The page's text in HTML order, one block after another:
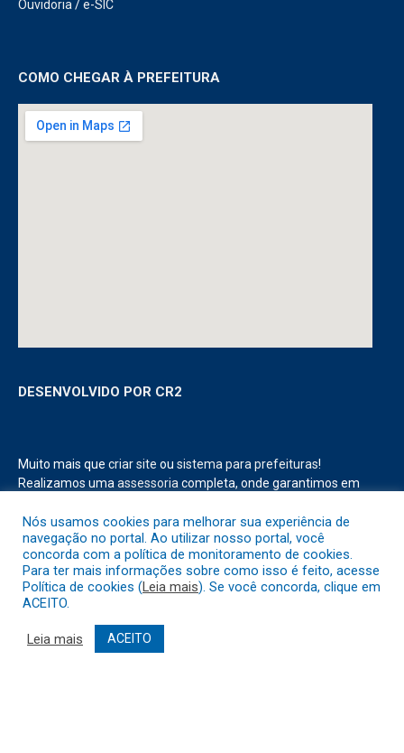
Ouvidoria /e-SIC
COMO CHEGAR À PREFEITURA
DESENVOLVIDO POR CR2
Muito mais que criar site ou sistema para prefeituras!
Realizamos uma assessoria completa, onde garantimos em
públicaserão atendidas.
Conheça o PNTP e oRadar da Transparência Pública
Todos os direitos reservados a Prefeitura Municipal de Abaetetuba.
Nós usamos cookies para melhorar sua experiência de
navegação no portal. Ao utilizar nosso portal, você
concorda com a política de monitoramento de cookies.
Para ter mais informações sobre como isso é feito, acesse
Política de cookies (Leia mais). Se você concorda, clique em
ACEITO.
Leia mais ACEITO